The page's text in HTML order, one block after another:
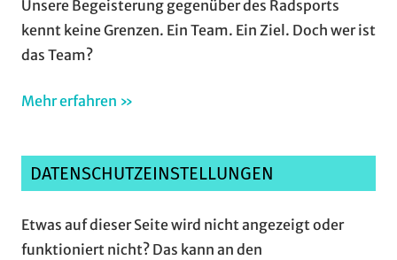
Unsere Begeisterung gegenüber des Radsports
kennt keine Grenzen. Ein Team. Ein Ziel. Doch wer ist
das Team?
Mehr erfahren »
DATENSCHUTZEINSTELLUNGEN
Etwas auf dieser Seite wird nicht angezeigt oder
funktioniert nicht? Das kann an den